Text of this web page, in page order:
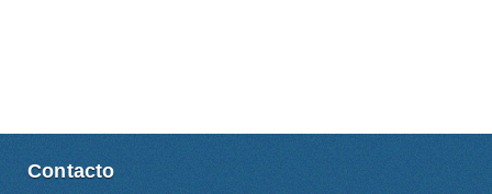
Contacto